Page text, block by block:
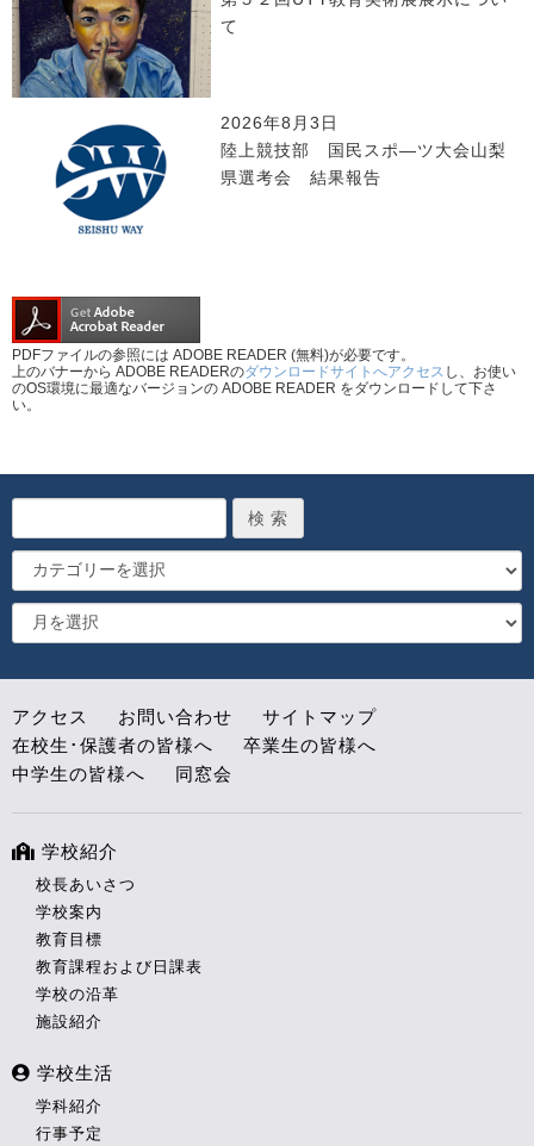
て
2026年8月3日
陸上競技部 国民スポ―ツ大会山梨
県選考会 結果報告
PDFファイルの参照には ADOBE READER (無料)が必要です。
上のバナーから ADOBE READERのダウンロードサイトへアクセス し、お使い
のOS環境に最適なバージョンの ADOBE READER をダウンロードして下さ
い。
アクセス お問い合わせ
サイトマップ
在校生･保護者の皆様へ
卒業生の皆様へ
中学生の皆様へ
同窓会
学校紹介
校長あいさつ
学校案内
教育目標
教育課程および日課表
学校の沿革
施設紹介
学校生活
学科紹介
行事予定